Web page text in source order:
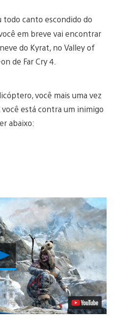
todo canto escondido do
em breve vai encontrar
do Kyrat, no Valley of
de Far Cry 4.
você mais uma vez
você está contra um inimigo
abaixo:
Reproduzir
Vídeo